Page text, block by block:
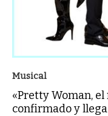
Musical
«Pretty Woman,
confirmado y